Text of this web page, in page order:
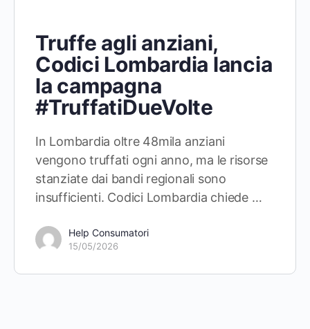
Truffe agli anziani,
Codici Lombardia lancia
la campagna
#TruffatiDueVolte
In Lombardia oltre 48mila anziani
vengono truffati ogni anno, ma le risorse
stanziate dai bandi regionali sono
insufficienti. Codici Lombardia chiede …
Help Consumatori
15/05/2026